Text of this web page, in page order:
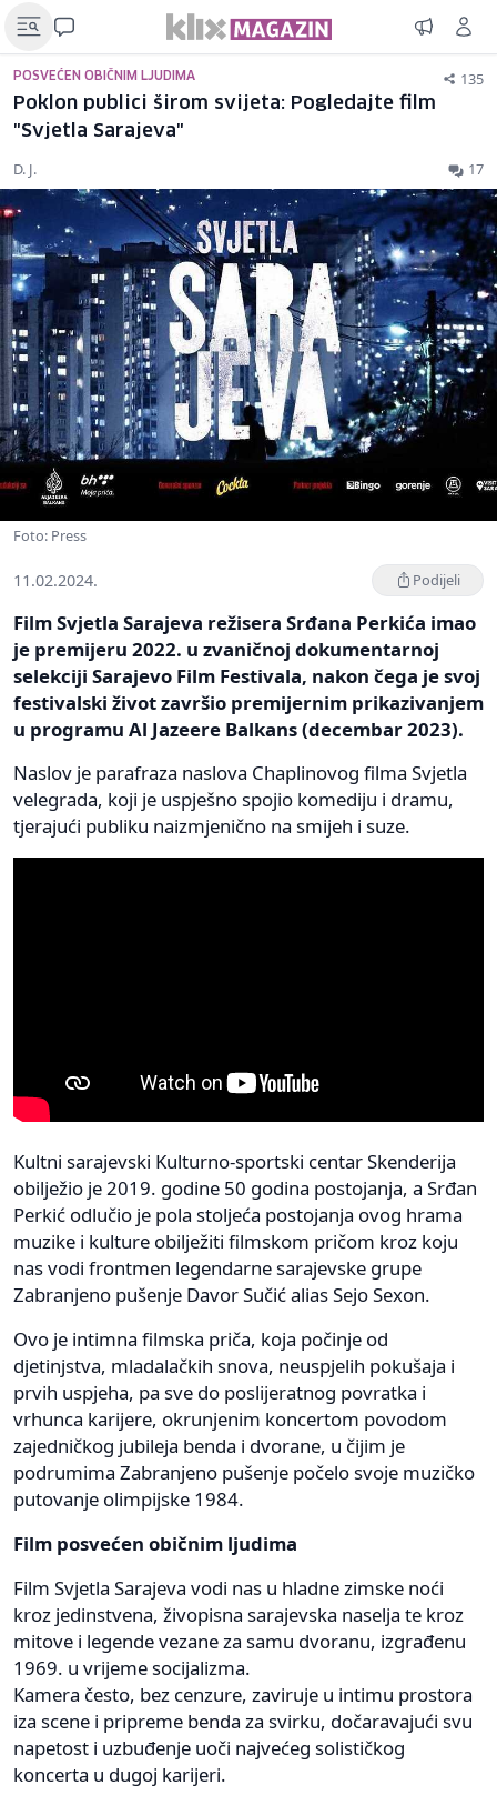
POSVEĆEN OBIČNIM LJUDIMA 135
Poklon publici širom svijeta: Pogledajte film
"Svjetla Sarajeva"
D. J. 17
Foto: Press
11.02.2024. Podijeli
Film Svjetla Sarajeva režisera Srđana Perkića imao
je premijeru 2022. u zvaničnoj dokumentarnoj
selekciji Sarajevo Film Festivala, nakon čega je svoj
festivalski život završio premijernim prikazivanjem
u programu Al Jazeere Balkans (decembar 2023).
Naslov je parafraza naslova Chaplinovog filma Svjetla
velegrada, koji je uspješno spojio komediju i dramu,
tjerajući publiku naizmjenično na smijeh i suze.
Kultni sarajevski Kulturno-sportski centar Skenderija
obilježio je 2019. godine 50 godina postojanja, a Srđan
Perkić odlučio je pola stoljeća postojanja ovog hrama
muzike i kulture obilježiti filmskom pričom kroz koju
nas vodi frontmen legendarne sarajevske grupe
Zabranjeno pušenje Davor Sučić alias Sejo Sexon.
Ovo je intimna filmska priča, koja počinje od
djetinjstva, mladalačkih snova, neuspjelih pokušaja i
prvih uspjeha, pa sve do poslijeratnog povratka i
vrhunca karijere, okrunjenim koncertom povodom
zajedničkog jubileja benda i dvorane, u čijim je
podrumima Zabranjeno pušenje počelo svoje muzičko
putovanje olimpijske 1984.
Film posvećen običnim ljudima
Film Svjetla Sarajeva vodi nas u hladne zimske noći
kroz jedinstvena, živopisna sarajevska naselja te kroz
mitove i legende vezane za samu dvoranu, izgrađenu
1969. u vrijeme socijalizma.
Kamera često, bez cenzure, zaviruje u intimu prostora
iza scene i pripreme benda za svirku, dočaravajući svu
napetost i uzbuđenje uoči najvećeg solističkog
koncerta u dugoj karijeri.